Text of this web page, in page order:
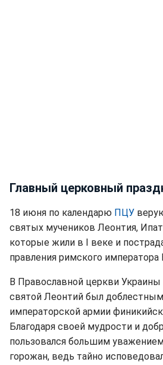
Главный церковный
18 июня по календарю ПЦУ
святых мучеников Леонтия,
которые жили в I веке и
правления римского императора
В Православной церкви
святой Леонтий был
императорской армии
Благодаря своей мудрости и
пользовался большим
горожан, ведь тайно